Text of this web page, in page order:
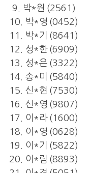
9.
박*원 (2561)
10.
박* 영 (0452)
11.
박*기 (8641)
12. 성*한 (6909)
13. 성*은 (3322)
14.송* 미 (5840)
15.신*현 (7530)
16.신* 영 (9807)
17.
이 *라 (1600)
18.
이 * 영 (0628)
19.
이 *기 (5822)
20.
이 * 림 (8893)